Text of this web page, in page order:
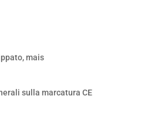
mais
sulla marcatura CE